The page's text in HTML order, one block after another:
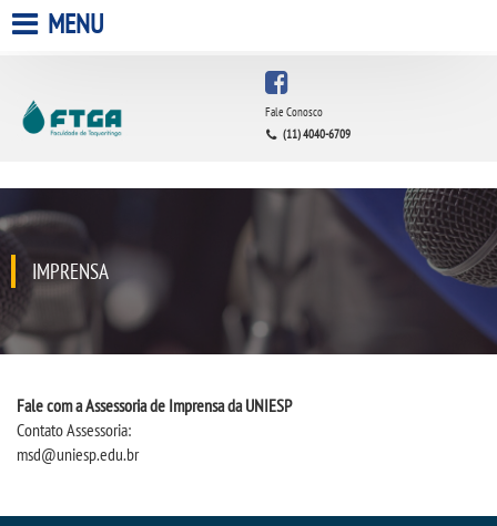
A FACULDADE
QUEM SOMOS
INFRAESTRUTURA
CPA
MENU
Fale Conosco
(11) 4040-6709
IMPRENSA
Fale com a Assessoria de Imprensa da UNIESP
Contato Assessoria:
msd@uniesp.edu.br